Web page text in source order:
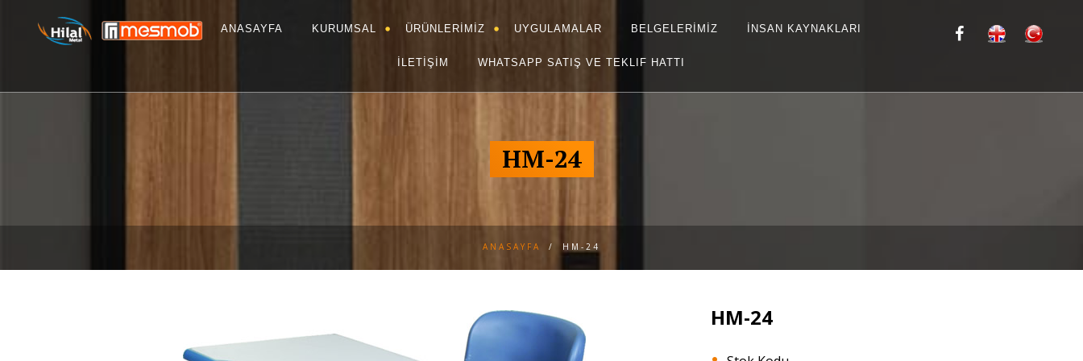
ANASAYFA KURUMSAL ÜRÜNLERİMİZ UYGULAMALAR BELGELERİMİZ İNSAN KAYNAKLARI
İLETİŞİM WHATSAPP SATIŞ VE TEKLIF HATTI
HM-24
ANASAYFA / HM-24
HM-24